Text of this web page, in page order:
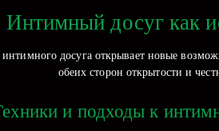
Интимный досуг как
досуга открывает новые
обеих сторон открытости и
и подходы к